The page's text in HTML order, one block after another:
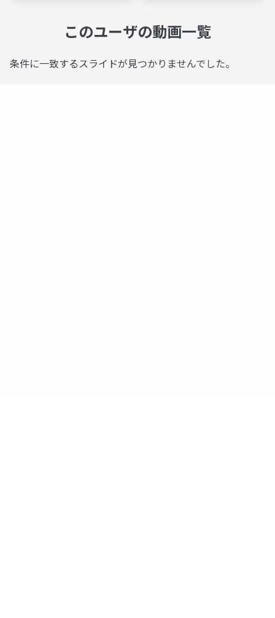
このユーザの動画一覧
条件に一致するスライドが見つかりませんでした。